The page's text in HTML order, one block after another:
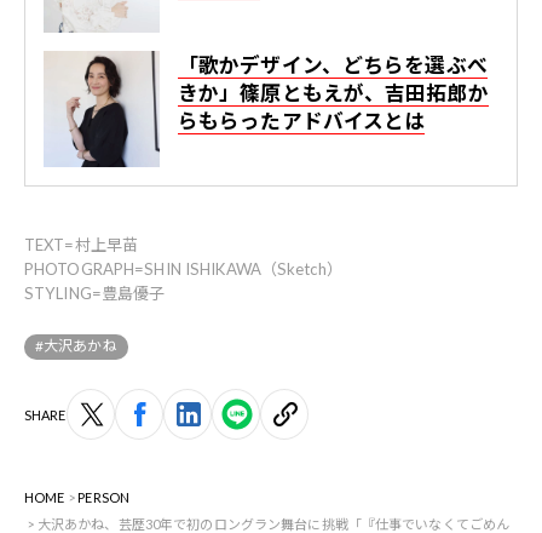
「歌かデザイン、どちらを選ぶべ
きか」篠原ともえが、吉田拓郎か
らもらったアドバイスとは
TEXT=村上早苗
PHOTOGRAPH=SHIN ISHIKAWA（Sketch）
STYLING=豊島優子
#大沢あかね
SHARE
HOME
PERSON
大沢あかね、芸歴30年で初のロングラン舞台に挑戦「『仕事でいなくてごめん